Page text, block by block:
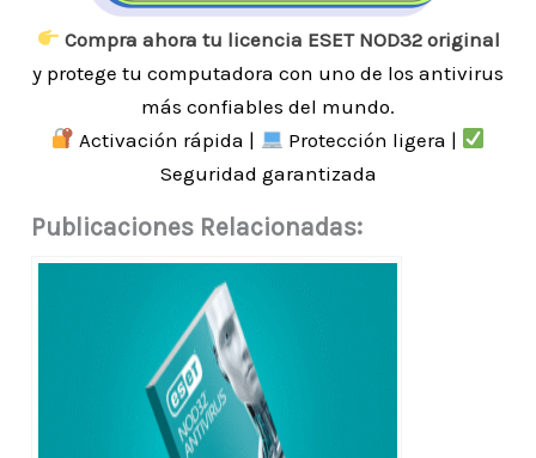
Compra ahora tu licencia ESET NOD32 original
y protege tu computadora con uno de los antivirus
más confiables del mundo.
Activación rápida |
Protección ligera |
Seguridad garantizada
Publicaciones Relacionadas: